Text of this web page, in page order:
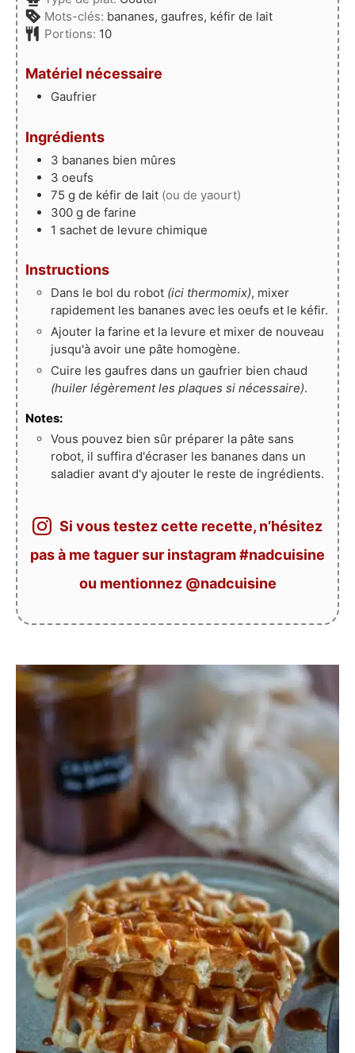
Mots-clés: bananes, gaufres, kéfir de lait
Portions: 10
Matériel nécessaire
Gaufrier
Ingrédients
3 bananes bien mûres
3 oeufs
75 g de kéfir de lait (ou de yaourt)
300 g de farine
1 sachet de levure chimique
Instructions
Dans le bol du robot (ici thermomix), mixer
rapidement les bananes avec les oeufs et le kéfir.
Ajouter la farine et la levure et mixer de nouveau
jusqu'à avoir une pâte homogène.
Cuire les gaufres dans un gaufrier bien chaud
(huiler légèrement les plaques si nécessaire).
Notes:
Vous pouvez bien sûr préparer la pâte sans
robot, il suffira d'écraser les bananes dans un
saladier avant d'y ajouter le reste de ingrédients.
Si vous testez cette recette, n’hésitez
pas à me taguer sur instagram #nadcuisine
ou mentionnez @nadcuisine